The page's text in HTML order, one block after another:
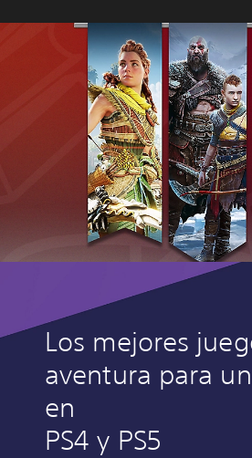
Los mejores
aventura para
en
PS4 y PS5